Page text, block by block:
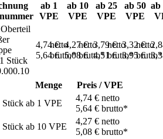
ab 1
VPE
ab 10
VPE
ab 25
VPE
ab 50
VPE
ab
Stück
4,74 €
netto
5,64 €brutto*
4,27 €
netto
5,08 €brutto*
3,79 €
netto
4,51 €brutto*
3,32 €
netto
3,95 €brutto*
Menge
Preis / VPE
ab 1 VPE
4,74 €netto
5,64 €brutto*
ab 10 VPE
4,27 €netto
5,08 €brutto*